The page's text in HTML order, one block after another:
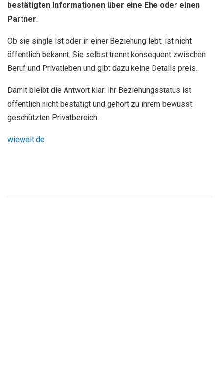
bestätigten Informationen über eine Ehe oder einen
Partner.
Ob sie single ist oder in einer Beziehung lebt, ist nicht
öffentlich bekannt. Sie selbst trennt konsequent zwischen
Beruf und Privatleben und gibt dazu keine Details preis.
Damit bleibt die Antwort klar: Ihr Beziehungsstatus ist
öffentlich nicht bestätigt und gehört zu ihrem bewusst
geschützten Privatbereich.
wiewelt.de